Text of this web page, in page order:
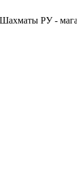
РУ -